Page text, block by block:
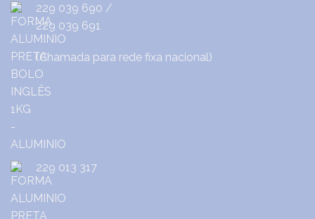
229 039 690 /
229 039 691
(Chamada para rede fixa nacional)
229 013 317